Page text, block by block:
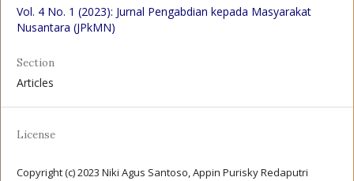
Vol. 4 No. 1 (2023): Jurnal Pengabdian kepada Masyarakat
Nusantara (JPkMN)
Section
Articles
License
Copyright (c) 2023 Niki Agus Santoso, Appin Purisky Redaputri